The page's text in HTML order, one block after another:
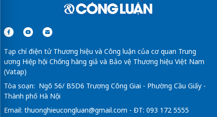
Tạp chí điện tử Thương hiệu và Công luận của cơ quan Trung
ương Hiệp hội Chống hàng giả và Bảo vệ Thương hiệu Việt Nam
(Vatap)
Tòa soạn: Ngõ 56/ B5D6 Trương Công Giai - Phường Cầu Giấy -
Thành phố Hà Nội
Email: thuonghieucongluan@gmail.com - ĐT: 093 172 5555